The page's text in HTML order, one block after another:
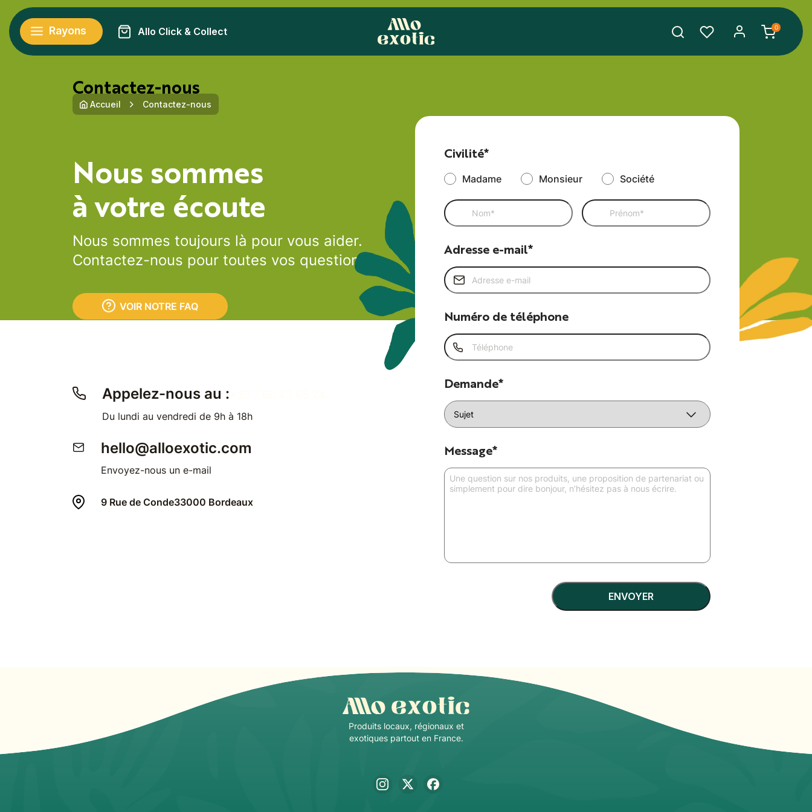
Rayons Allo Click & Collect 0
Accueil Contactez-nous
Contactez-nous
Nous sommes
à votre écoute
Nous sommes toujours là pour vous aider.
Contactez-nous pour toutes vos questions.
VOIR NOTRE FAQ
Appelez-nous au :
Du lundi au vendredi de 9h à 18h
hello@alloexotic.com
Envoyez-nous un e-mail
9 Rue de Conde33000 Bordeaux
Civilité*
Madame Monsieur Société
Adresse e-mail*
Numéro de téléphone
Demande*
Message*
Produits locaux, régionaux et
exotiques partout en France.